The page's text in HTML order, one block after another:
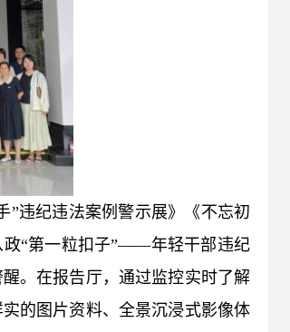
违纪违法案例警示展》《不忘初
政“第一粒扣子”——年轻干部违纪
。在报告厅，通过监控实时了解
的图片资料、全景沉浸式影像体